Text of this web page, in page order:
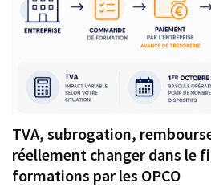
TVA, subrogation,
réellement changer dans le
formations par les OPCO